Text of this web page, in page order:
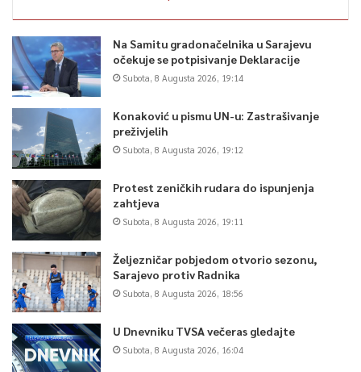
Na Samitu gradonačelnika u Sarajevu
očekuje se potpisivanje Deklaracije
Subota, 8 Augusta 2026, 19:14
Konaković u pismu UN-u: Zastrašivanje
preživjelih
Subota, 8 Augusta 2026, 19:12
Protest zeničkih rudara do ispunjenja
zahtjeva
Subota, 8 Augusta 2026, 19:11
Željezničar pobjedom otvorio sezonu,
Sarajevo protiv Radnika
Subota, 8 Augusta 2026, 18:56
U Dnevniku TVSA večeras gledajte
Subota, 8 Augusta 2026, 16:04